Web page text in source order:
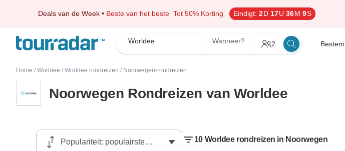
Deals van de Week • Beste van het beste Tot 50% Korting Eindigt: 2D 17U 36M 8S
Worldee Wanneer? 2
Home / Worldee / Worldee rondreizen / Noorwegen-rondreizen
Noorwegen Rondreizen van Worldee
10 Worldee rondreizen in Noorwegen